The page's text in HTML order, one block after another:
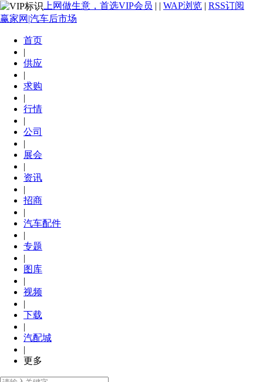
上网做生意，首选VIP会员 | | WAP浏览 | RSS订阅
赢家网|汽车后市场
首页
|
供应
|
求购
|
行情
|
公司
|
展会
|
资讯
|
招商
|
汽车配件
|
专题
|
图库
|
视频
|
下载
|
汽配城
|
更多